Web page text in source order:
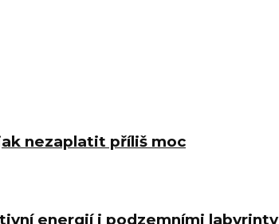
nezaplatit příliš moc
energií i podzemními labyrinty